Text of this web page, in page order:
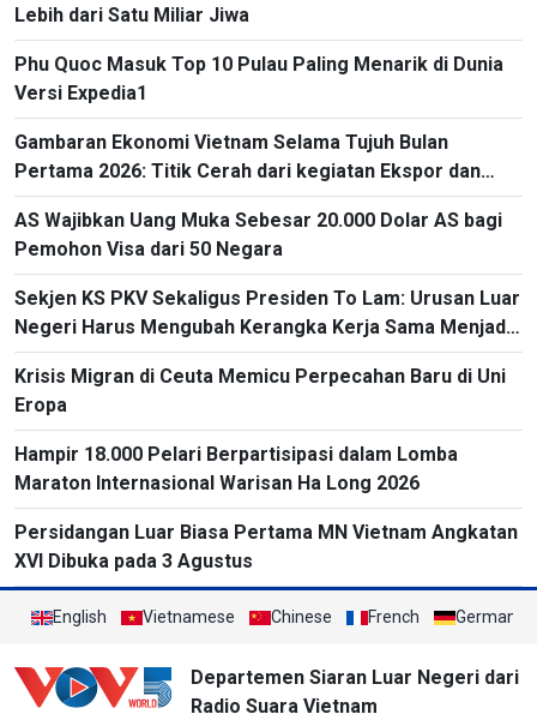
Lebih dari Satu Miliar Jiwa
Phu Quoc Masuk Top 10 Pulau Paling Menarik di Dunia
Versi Expedia1
Gambaran Ekonomi Vietnam Selama Tujuh Bulan
Pertama 2026: Titik Cerah dari kegiatan Ekspor dan
Impor
AS Wajibkan Uang Muka Sebesar 20.000 Dolar AS bagi
Pemohon Visa dari 50 Negara
Sekjen KS PKV Sekaligus Presiden To Lam: Urusan Luar
Negeri Harus Mengubah Kerangka Kerja Sama Menjadi
Proyek-Proyek Konkret dan Menganggap Efektivitas
yang Substansial sebagai Tolok Ukur
Krisis Migran di Ceuta Memicu Perpecahan Baru di Uni
Eropa
Hampir 18.000 Pelari Berpartisipasi dalam Lomba
Maraton Internasional Warisan Ha Long 2026
Persidangan Luar Biasa Pertama MN Vietnam Angkatan
XVI Dibuka pada 3 Agustus
English Vietnamese Chinese French German
Departemen Siaran Luar Negeri dari
Radio Suara Vietnam